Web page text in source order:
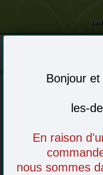
Bonjour
les-
En raison
nous sommes
Choisissez